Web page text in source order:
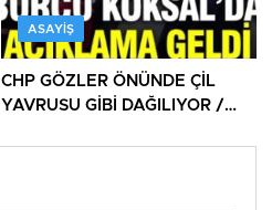
ASAYIŞ
CHP GÖZLER ÖNÜNDE ÇİL
YAVRUSU GİBİ DAĞILIYOR /